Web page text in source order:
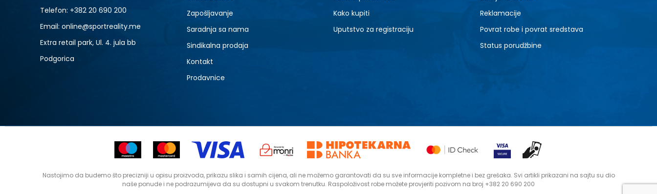
Telefon: +382 20 690 200
Email: online@sportreality.me
Extra retail park, Ul. 4. jula bb
Podgorica
Zapošljavanje
Saradnja sa nama
Sindikalna prodaja
Kontakt
Prodavnice
Kako kupiti
Uputstvo za registraciju
Reklamacije
Povrat robe i povrat sredstava
Status porudžbine
Nastojimo da budemo što precizniji u opisu proizvoda, prikazu slika i samih cijena, ali ne možemo garantovati da su sve informacije kompletne i bez grešaka. Svi artikli prikazani na sajtu su dio
naše ponude i ne podrazumijeva da su dostupni u svakom trenutku. Raspoloživost robe možete provjeriti pozivom na broj +382 20 690 200